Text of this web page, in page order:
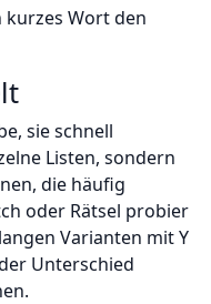
Wort den
sie schnell
Listen, sondern
die häufig
oder Rätsel probier
Varianten mit Y
Unterschied